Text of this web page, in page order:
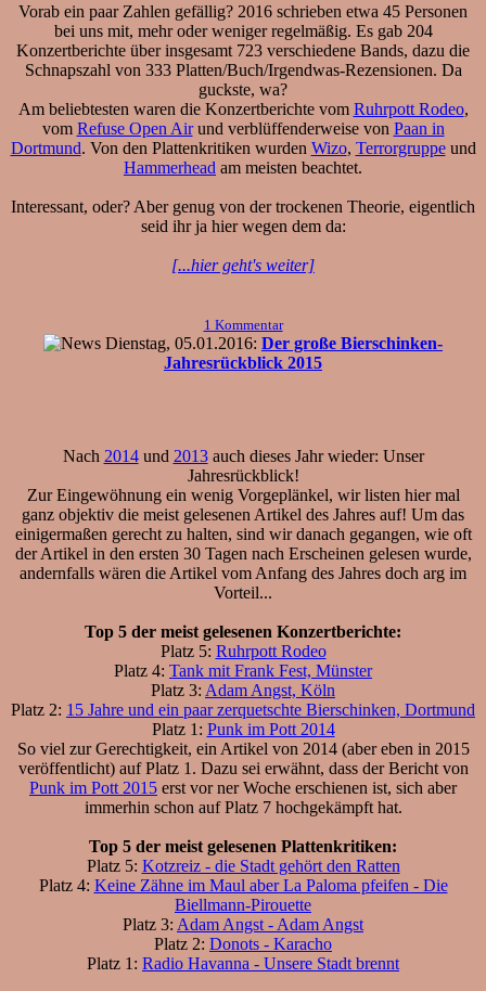
Vorab ein paar Zahlen gefällig? 2016 schrieben etwa 45 Personen
bei uns mit, mehr oder weniger regelmäßig. Es gab 204
Konzertberichte über insgesamt 723 verschiedene Bands, dazu die
Schnapszahl von 333 Platten/Buch/Irgendwas-Rezensionen. Da
guckste, wa?
Am beliebtesten waren die Konzertberichte vom Ruhrpott Rodeo,
vom Refuse Open Airund verblüffenderweise von Paan in
Dortmund. Von den Plattenkritiken wurden Wizo, Terrorgruppeund
Hammerhead am meisten beachtet.
Interessant, oder? Aber genug von der trockenen Theorie, eigentlich
seid ihr ja hier wegen dem da:
[...hier geht's weiter]
1 Kommentar
Dienstag, 05.01.2016: Der große Bierschinken-
Jahresrückblick 2015
Nach 2014und 2013auch dieses Jahr wieder: Unser
Jahresrückblick!
Zur Eingewöhnung ein wenig Vorgeplänkel, wir listen hier mal
ganz objektiv die meist gelesenen Artikel des Jahres auf! Um das
einigermaßen gerecht zu halten, sind wir danach gegangen, wie oft
der Artikel in den ersten 30 Tagen nach Erscheinen gelesen wurde,
andernfalls wären die Artikel vom Anfang des Jahres doch arg im
Vorteil...
Top 5 der meist gelesenen Konzertberichte:
Platz 5: Ruhrpott Rodeo
Platz 4: Tank mit Frank Fest, Münster
Platz 3: Adam Angst, Köln
Platz 2: 15 Jahre und ein paar zerquetschte Bierschinken, Dortmund
Platz 1: Punk im Pott 2014
So viel zur Gerechtigkeit, ein Artikel von 2014 (aber eben in 2015
veröffentlicht) auf Platz 1. Dazu sei erwähnt, dass der Bericht von
Punk im Pott 2015 erst vor ner Woche erschienen ist, sich aber
immerhin schon auf Platz 7 hochgekämpft hat.
Top 5 der meist gelesenen Plattenkritiken:
Platz 5: Kotzreiz - die Stadt gehört den Ratten
Platz 4: Keine Zähne im Maul aber La Paloma pfeifen - Die
Biellmann-Pirouette
Platz 3: Adam Angst - Adam Angst
Platz 2: Donots - Karacho
Platz 1: Radio Havanna - Unsere Stadt brennt